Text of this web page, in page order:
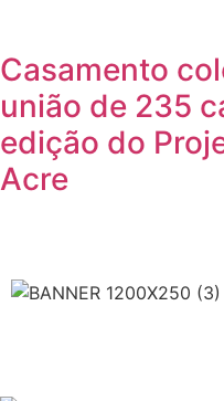
Casamento
união de 235
edição do
Acre